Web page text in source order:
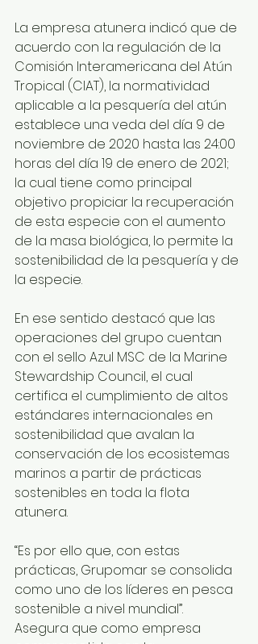
La empresa atunera indicó que de
acuerdo con la regulación de la
Comisión Interamericana del Atún
Tropical (CIAT), la normatividad
aplicable a la pesquería del atún
establece una veda del día 9 de
noviembre de 2020 hasta las 24:00
horas del día 19 de enero de 2021;
la cual tiene como principal
objetivo propiciar la recuperación
de esta especie con el aumento
de la masa biológica, lo permite la
sostenibilidad de la pesquería y de
la especie.
En ese sentido destacó que las
operaciones del grupo cuentan
con el sello Azul MSC de la Marine
Stewardship Council, el cual
certifica el cumplimiento de altos
estándares internacionales en
sostenibilidad que avalan la
conservación de los ecosistemas
marinos a partir de prácticas
sostenibles en toda la flota
atunera.
“Es por ello que, con estas
prácticas, Grupomar se consolida
como uno de los líderes en pesca
sostenible a nivel mundial”.
Asegura que como empresa